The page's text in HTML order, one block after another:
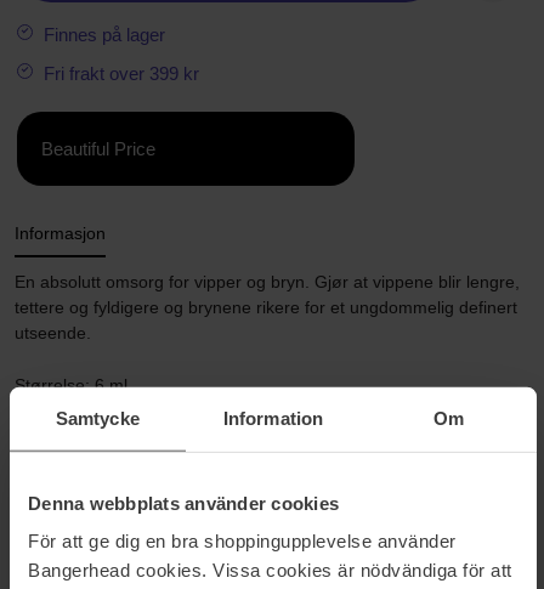
Samtycke Information Om
Denna webbplats använder cookies
För att ge dig en bra shoppingupplevelse använder
Bangerhead cookies. Vissa cookies är nödvändiga för att
Finnes på lager
Fri frakt over 399 kr
Beautiful Price
Informasjon
En absolutt omsorg for vipper og bryn. Gjør at vippene blir lengre,
tettere og fyldigere og brynene rikere for et ungdommelig definert
utseende.
Størrelse: 6 ml
Hjem
Sminke
Øyne